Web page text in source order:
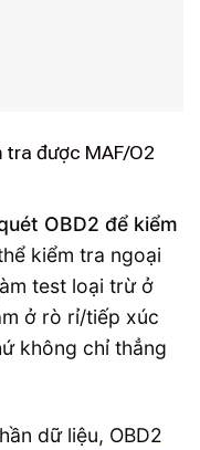
tra được MAF/O2
OBD2 để kiểm
kiểm tra ngoại
test loại trừ ở
ở rò rỉ/tiếp xúc
không chỉ thẳng
dữ liệu, OBD2